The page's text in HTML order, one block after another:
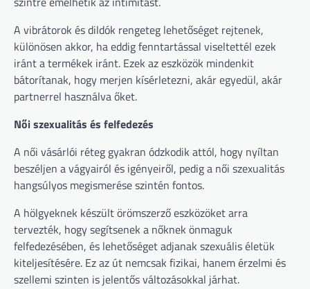
A vibrátorok és dildók rengeteg lehetőséget rejtenek,
különösen akkor, ha eddig fenntartással viseltettél ezek
iránt a termékek iránt. Ezek az eszközök mindenkit
bátorítanak, hogy merjen kísérletezni, akár egyedül, akár
partnerrel használva őket.
Női szexualitás és felfedezés
A női vásárlói réteg gyakran ódzkodik attól, hogy nyíltan
beszéljen a vágyairól és igényeiről, pedig a női szexualitás
hangsúlyos megismerése szintén fontos.
A hölgyeknek készült örömszerző eszközöket arra
tervezték, hogy segítsenek a nőknek önmaguk
felfedezésében, és lehetőséget adjanak szexuális életük
kiteljesítésére. Ez az út nemcsak fizikai, hanem érzelmi és
szellemi szinten is jelentős változásokkal járhat.